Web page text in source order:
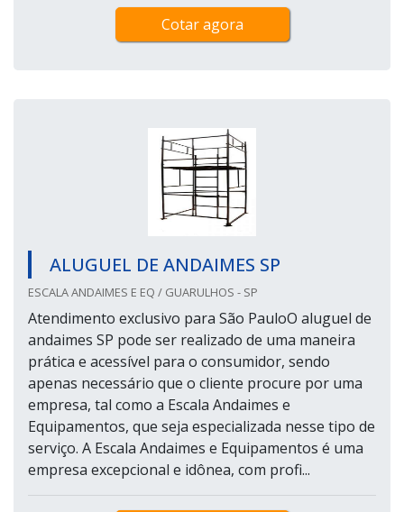
Cotar agora
ALUGUEL DE ANDAIMES SP
ESCALA ANDAIMES E EQ / GUARULHOS - SP
Atendimento exclusivo para São PauloO aluguel de
andaimes SP pode ser realizado de uma maneira
prática e acessível para o consumidor, sendo
apenas necessário que o cliente procure por uma
empresa, tal como a Escala Andaimes e
Equipamentos, que seja especializada nesse tipo de
serviço. A Escala Andaimes e Equipamentos é uma
empresa excepcional e idônea, com profi...